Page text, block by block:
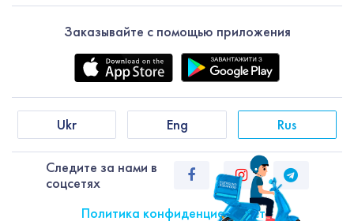
Заказывайте с помощью приложения
Следите за нами в
соцсетях
Ukr Eng Rus
Политика конфиденциальности